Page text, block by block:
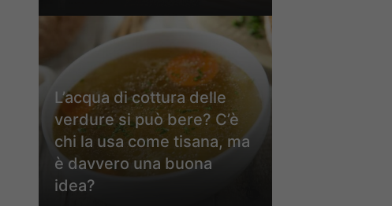
L’acqua di cottura delle
verdure si può bere? C’è
chi la usa come tisana, ma
è davvero una buona
idea?